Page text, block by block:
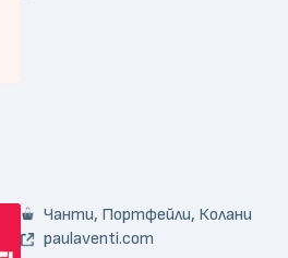
Чанти, Портфейли, Колани
paulaventi.com